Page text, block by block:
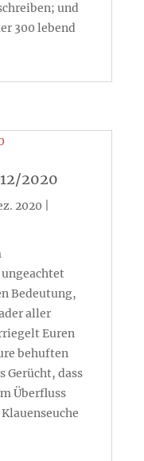
und
300 lebend
2020
2020
Bedeutung,
aller
Euren
behuften
Gerücht, dass
Überfluss